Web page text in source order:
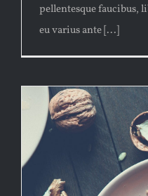
pellentesque faucibus,
eu varius ante [...]